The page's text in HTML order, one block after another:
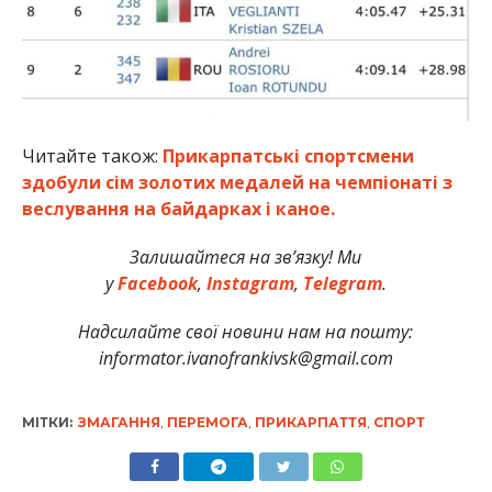
Читайте також: Прикарпатські спортсмени
здобули сім золотих медалей на чемпіонаті з
веслування на байдарках і каное.
Залишайтеся на зв’язку! Ми
уFacebook, Instagram, Telegram.
Надсилайте свої новини нам на пошту:
informator.ivanofrankivsk@gmail.com
МІТКИ: ЗМАГАННЯ ПЕРЕМОГА ПРИКАРПАТТЯ СПОРТ